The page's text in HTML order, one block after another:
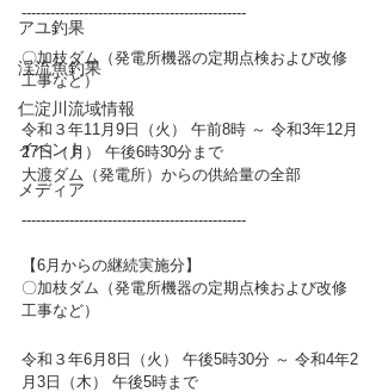
アユ釣果
渓流魚釣果
仁淀川流域情報
イベント
メディア
-----------------------------------------------
〇加枝ダム（発電所機器の定期点検および改修
工事など）
令和３年11月9日（火） 午前8時 ～ 令和3年12月
27日（月） 午後6時30分まで
大渡ダム（発電所）からの供給量の全部
-----------------------------------------------
【6月からの継続実施分】
〇加枝ダム（発電所機器の定期点検および改修
工事など）
令和３年6月8日（火） 午後5時30分 ～ 令和4年2
月3日（木） 午後5時まで